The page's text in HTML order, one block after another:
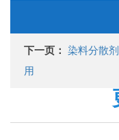
下一页：
染料分散
用